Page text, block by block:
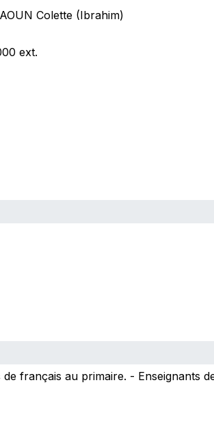
Colette (Ibrahim)
ext.
français au primaire. - Enseignants